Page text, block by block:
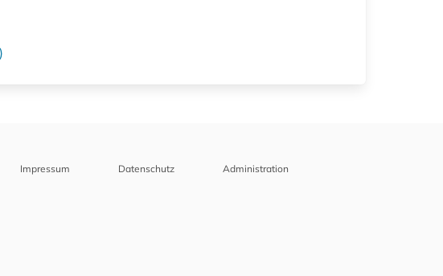
Impressum Datenschutz Administration